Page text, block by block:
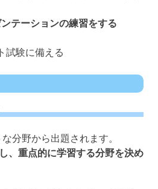
テーションの練習をする
試験に備える
分野から出題されます。
、重点的に学習する分野を決め